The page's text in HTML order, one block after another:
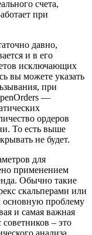
счета,
при
давно,
и в его
исключающих
вы можете указать
при
—
ордеров
То есть выше
не будет.
для
применением
Обычно такие
скальперами или
проблему
и самая важная
– это
анализа,